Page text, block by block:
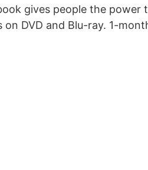
gives people the power
DVD and Blu-ray. 1-